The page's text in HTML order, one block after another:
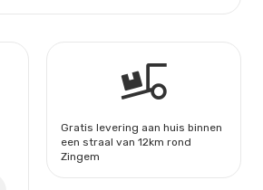
Gratis levering aan huis binnen
een straal van 12km rond
Zingem